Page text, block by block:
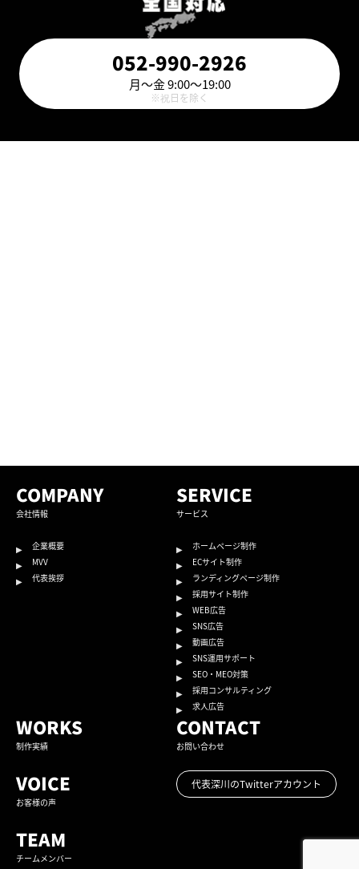
052-990-2926
COMPANY
会社情報
企業概要
MVV
代表挨拶
SERVICE
サービス
ホームページ制作
ECサイト制作
ランディングページ制作
採用サイト制作
WEB広告
SNS広告
動画広告
SNS運用サポート
SEO・MEO対策
採用コンサルティング
求人広告
WORKS
制作実績
VOICE
お客様の声
TEAM
チームメンバー
CONTACT
お問い合わせ
代表深川のTwitterアカウント